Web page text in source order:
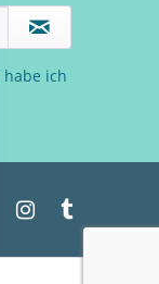
habe ich